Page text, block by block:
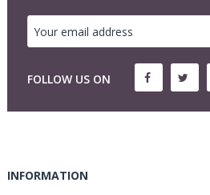
FOLLOW US ON
INFORMATION